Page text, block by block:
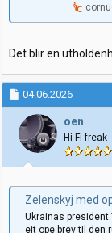
Det blir en
04.06.2026
oen
Hi-Fi freak
Zelenskyj med
Ukrainas
eit ope brev til den